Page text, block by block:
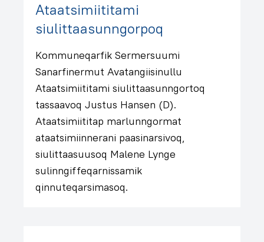
Ataatsimiititami
siulittaasunngorpoq
Kommuneqarfik Sermersuumi
Sanarfinermut Avatangiisinullu
Ataatsimiititami siulittaasunngortoq
tassaavoq Justus Hansen (D).
Ataatsimiititap marlunngormat
ataatsimiinnerani paasinarsivoq,
siulittaasuusoq Malene Lynge
sulinngiffeqarnissamik
qinnuteqarsimasoq.